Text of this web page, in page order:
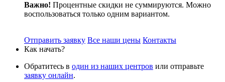
Важно! Процентные скидки не суммируются. Можно
воспользоваться только одним вариантом.
Отправить заявку Все наши цены Контакты
Как начать?
Обратитесь в один из наших центров или отправьте
заявку онлайн.